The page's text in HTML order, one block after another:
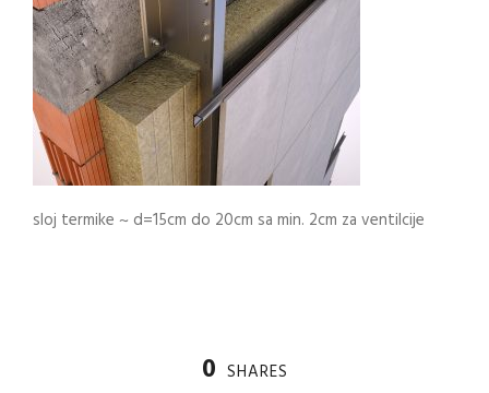
sloj termike ~ d=15cm do 20cm sa min. 2cm za ventilcije
0 SHARES